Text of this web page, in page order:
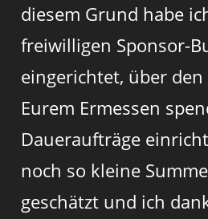
diesem Grund habe
freiwilligen Sponsor-
eingerichtet, über
Eurem Ermessen
Daueraufträge
noch so kleine
geschätzt und ich